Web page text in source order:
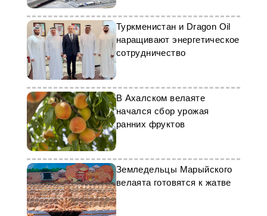
Туркменистан и Dragon Oil
наращивают энергетическое
сотрудничество
В Ахалском велаяте
начался сбор урожая
ранних фруктов
Земледельцы Марыйского
велаята готовятся к жатве